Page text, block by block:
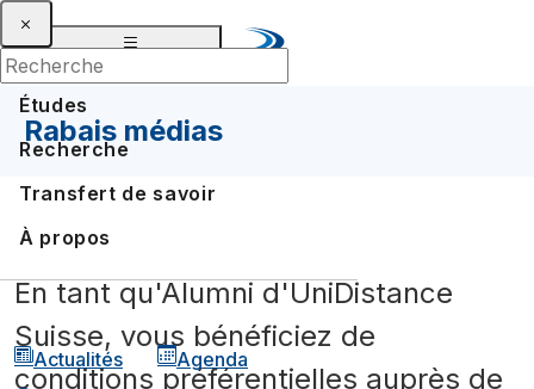
Études
Recherche
Transfert de savoir
À propos
Actualités
Agenda
Rabais médias
Tandems linguistiques
Projet Neptun
Rabais médias
Rabais loisirs
En tant qu'Alumni d'UniDistance
Suisse, vous bénéficiez de
conditions préférentielles auprès de